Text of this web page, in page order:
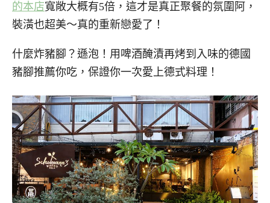
的本店寬敞大概有5倍，這才是真正聚餐的氛圍阿，
裝潢也超美～真的重新戀愛了！
什麼炸豬腳？遜泡！用啤酒醃漬再烤到入味的德國
豬腳推薦你吃，保證你一次愛上德式料理！